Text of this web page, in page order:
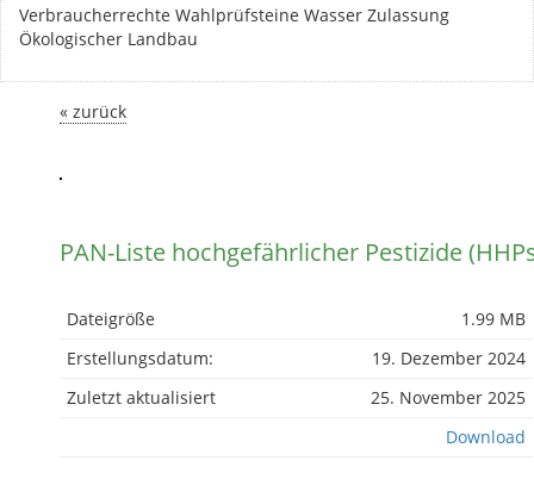
Verbraucherrechte Wahlprüfsteine Wasser Zulassung
Ökologischer Landbau
« zurück
PAN-Liste hochgefährlicher Pestizide
Dateigröße
1.99 MB
Erstellungsdatum:
19. Dezember 2024
Zuletzt aktualisiert
25. November 2025
Download